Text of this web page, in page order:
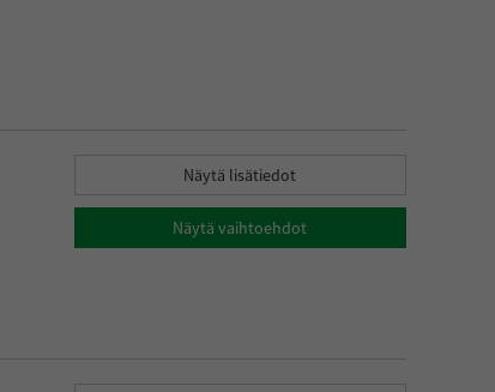
Näytä lisätiedot
Näytä vaihtoehdot